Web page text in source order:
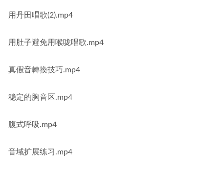
用丹田唱歌(2).mp4
用肚子避免用喉咙唱歌.mp4
真假音轉換技巧.mp4
稳定的胸音区.mp4
腹式呼吸.mp4
音域扩展练习.mp4